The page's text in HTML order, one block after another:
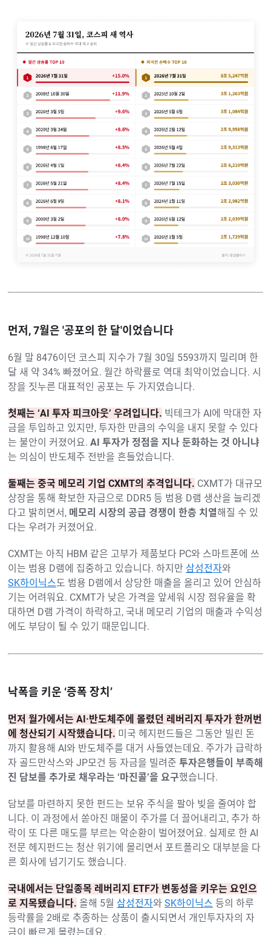
먼저, 7월은 '공포의 한 달'이었습니다
6월 말 8476이던 코스피 지수가 7월 30일 5593까지 밀리며 한
달 새 약 34% 빠졌어요. 월간 하락률로 역대 최악이었습니다. 시
장을 짓누른 대표적인 공포는 두 가지였습니다.
첫째는 ‘AI 투자 피크아웃’ 우려입니다. 빅테크가 AI에 막대한 자
금을 투입하고 있지만, 투자한 만큼의 수익을 내지 못할 수 있다
는 불안이 커졌어요. AI 투자가 정점을 지나 둔화하는 것 아니냐
는 의심이 반도체주 전반을 흔들었습니다.
둘째는 중국 메모리 기업 CXMT의 추격입니다. CXMT가 대규모
상장을 통해 확보한 자금으로 DDR5 등 범용 D램 생산을 늘리겠
다고 밝히면서, 메모리 시장의 공급 경쟁이 한층 치열해질 수 있
다는 우려가 커졌어요.
CXMT는 아직 HBM 같은 고부가 제품보다 PC와 스마트폰에 쓰
이는 범용 D램에 집중하고 있습니다. 하지만 삼성전자와
SK하이닉스 도 범용 D램에서 상당한 매출을 올리고 있어 안심하
기는 어려워요. CXMT가 낮은 가격을 앞세워 시장 점유율을 확
대하면 D램 가격이 하락하고, 국내 메모리 기업의 매출과 수익성
에도 부담이 될 수 있기 때문입니다.
낙폭을 키운 ‘증폭 장치’
먼저 월가에서는 AI·반도체주에 몰렸던 레버리지 투자가 한꺼번
에 청산되기 시작했습니다. 미국 헤지펀드들은 그동안 빌린 돈
까지 활용해 AI와 반도체주를 대거 사들였는데요. 주가가 급락하
자 골드만삭스와 JP모건 등 자금을 빌려준 투자은행들이 부족해
진 담보를 추가로 채우라는 ‘마진콜’을 요구했습니다.
담보를 마련하지 못한 펀드는 보유 주식을 팔아 빚을 줄여야 합
니다. 이 과정에서 쏟아진 매물이 주가를 더 끌어내리고, 추가 하
락이 또 다른 매도를 부르는 악순환이 벌어졌어요. 실제로 한 AI
전문 헤지펀드는 청산 위기에 몰리면서 포트폴리오 대부분을 다
른 회사에 넘기기도 했습니다.
국내에서는 단일종목 레버리지 ETF가 변동성을 키우는 요인으
로 지목됐습니다. 올해 5월 삼성전자와 SK하이닉스 등의 하루
등락률을 2배로 추종하는 상품이 출시되면서 개인투자자의 자
금이 빠르게 몰렸는데요.